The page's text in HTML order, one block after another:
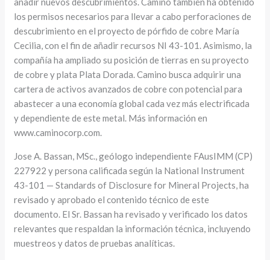
los permisos necesarios para llevar a cabo perforaciones de
descubrimiento en el proyecto de pórfido de cobre María
Cecilia, con el fin de añadir recursos NI 43-101. Asimismo, la
compañía ha ampliado su posición de tierras en su proyecto
de cobre y plata Plata Dorada. Camino busca adquirir una
cartera de activos avanzados de cobre con potencial para
abastecer a una economía global cada vez más electrificada
y dependiente de este metal. Más información en
www.caminocorp.com.
Jose A. Bassan, MSc., geólogo independiente FAusIMM (CP)
227922 y persona calificada según la National Instrument
43-101 — Standards of Disclosure for Mineral Projects, ha
revisado y aprobado el contenido técnico de este
documento. El Sr. Bassan ha revisado y verificado los datos
relevantes que respaldan la información técnica, incluyendo
muestreos y datos de pruebas analíticas.